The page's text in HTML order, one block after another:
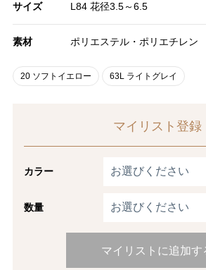
サイズ L84 花径3.5～6.5
素材 ポリエステル・ポリエチレン
20 ソフトイエロー 63L ライトグレイ
マイリスト登録
カラー
数量
マイリストに追加す